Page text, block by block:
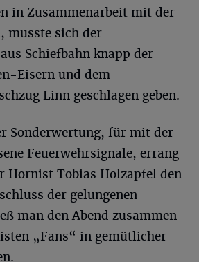
in Zusammenarbeit mit der
musste sich der
Schiefbahn knapp der
Eisern und dem
Linn geschlagen geben.
Sonderwertung, für mit der
Feuerwehrsignale, errang
Hornist Tobias Holzapfel den
der gelungenen
man den Abend zusammen
„Fans“ in gemütlicher